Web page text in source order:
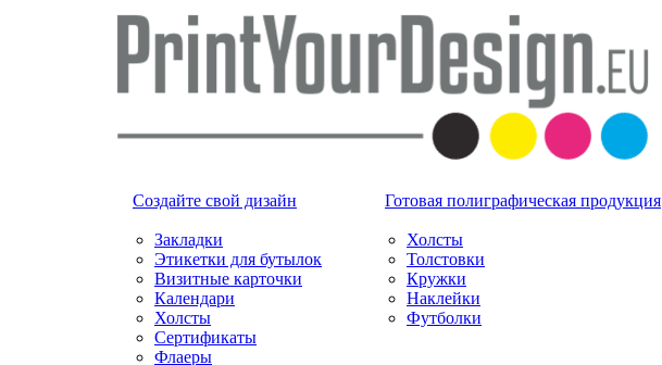
Создайте свой дизайн
Закладки
Этикетки для бутылок
Визитные карточки
Календари
Холсты
Сертификаты
Флаеры
Готовая полиграфическая продукция
Холсты
Толстовки
Кружки
Наклейки
Футболки